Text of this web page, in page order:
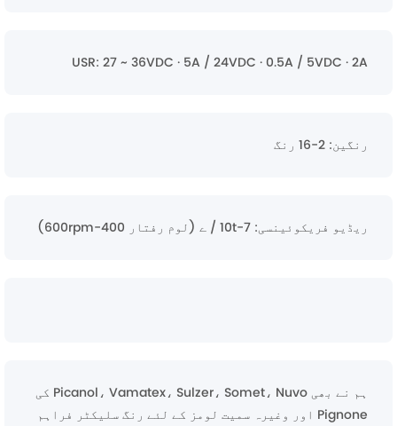
USR: 27 ~ 36VDC · 5A / 24VDC · 0.5A / 5VDC · 2A
رنگین: 2-16 رنگ
ریڈیو فریکوئینسی: 7-10t / ے (لوم رفتار 400-600rpm)
ہم نے بھی Picanol، Vamatex، Sulzer، Somet، Nuvo کی
Pignone اور وغیرہ سمیت لومز کے لئے رنگ سلیکٹر فراہم